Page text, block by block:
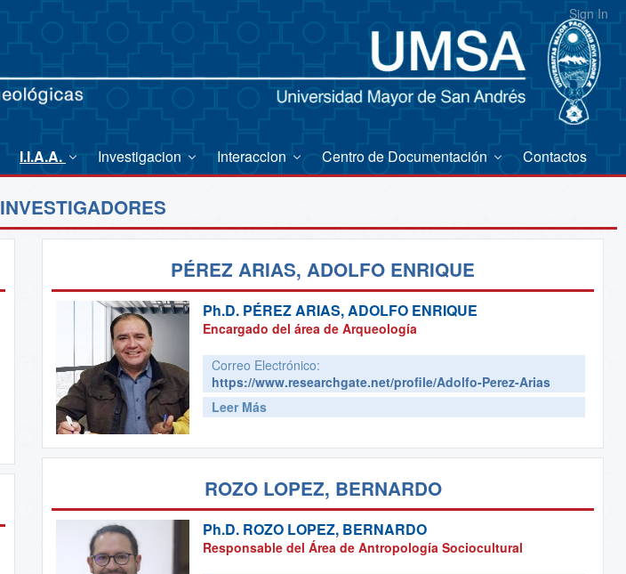
Sign In
I.I.A.A. Investigacion Interaccion Centro de Documentación Contactos
PÉREZ ARIAS, ADOLFO ENRIQUE
Ph.D. PÉREZ ARIAS, ADOLFO ENRIQUE
Encargado del área de Arqueología
Correo Electrónico:
https://www.researchgate.net/profile/Adolfo-Perez-Arias
Leer Más
ROZO LOPEZ, BERNARDO
Ph.D. ROZO LOPEZ, BERNARDO
Responsable del Área de Antropología Sociocultural